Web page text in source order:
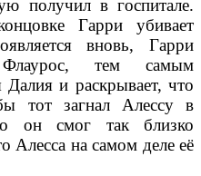
получил в госпитале.
Гарри убивает
вновь, Гарри
Флаурос, тем самым
Далия и раскрывает, что
тот загнал Алессу в
он смог так близко
Алесса на самом деле её